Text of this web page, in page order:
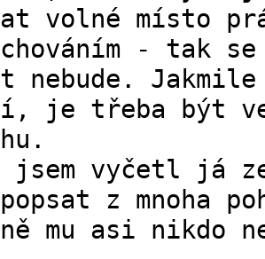
volné místo
- tak
Jakmile
je třeba být
jsem vyčetl já
z mnoha
mu asi nikdo